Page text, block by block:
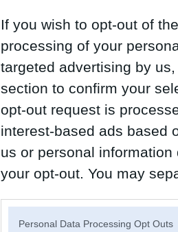
If you wish to opt-out of
processing of your
targeted advertising by
section to confirm your
opt-out request is
interest-based ads based
us or personal
your opt-out. You may
Personal Data Processing Opt Outs